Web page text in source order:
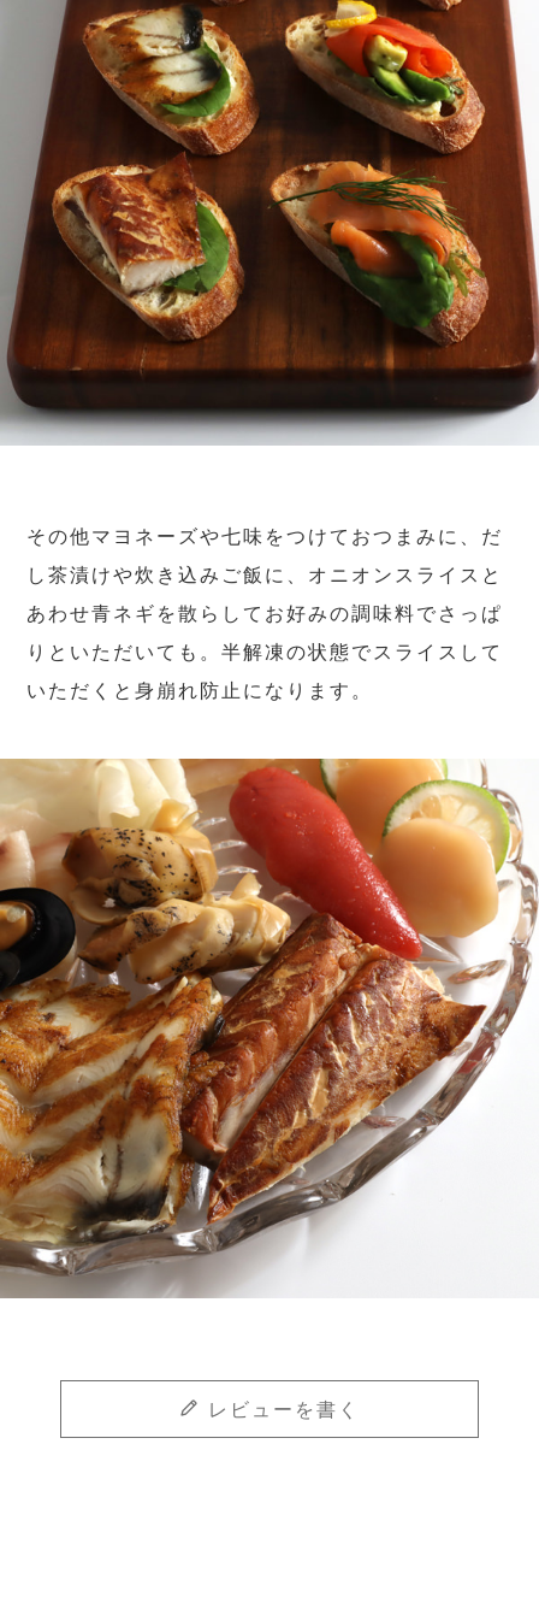
その他マヨネーズや七味をつけておつまみに、だ
し茶漬けや炊き込みご飯に、オニオンスライスと
あわせ青ネギを散らしてお好みの調味料でさっぱ
りといただいても。半解凍の状態でスライスして
いただくと身崩れ防止になります。
レビューを書く